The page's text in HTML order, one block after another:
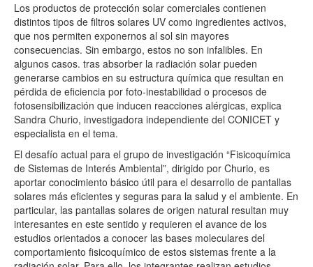
Los productos de protección solar comerciales contienen
distintos tipos de filtros solares UV como ingredientes activos,
que nos permiten exponernos al sol sin mayores
consecuencias. Sin embargo, estos no son infalibles. En
algunos casos. tras absorber la radiación solar pueden
generarse cambios en su estructura química que resultan en
pérdida de eficiencia por foto-inestabilidad o procesos de
fotosensibilización que inducen reacciones alérgicas, explica
Sandra Churio, investigadora independiente del CONICET y
especialista en el tema.
El desafío actual para el grupo de investigación “Fisicoquímica
de Sistemas de Interés Ambiental”, dirigido por Churio, es
aportar conocimiento básico útil para el desarrollo de pantallas
solares más eficientes y seguras para la salud y el ambiente. En
particular, las pantallas solares de origen natural resultan muy
interesantes en este sentido y requieren el avance de los
estudios orientados a conocer las bases moleculares del
comportamiento fisicoquímico de estos sistemas frente a la